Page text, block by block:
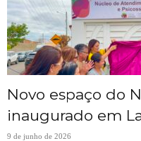
Novo espaço do
inaugurado em
9 de junho de 2026